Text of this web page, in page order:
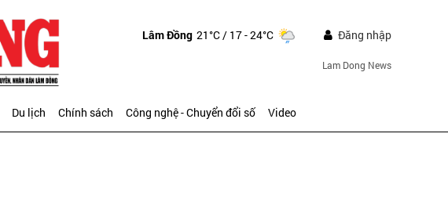
Lâm Đồng 21°C/ 17 - 24°C Đăng nhập
Lam Dong News
Du lịch Chính sách Công nghệ - Chuyển đổi số Video